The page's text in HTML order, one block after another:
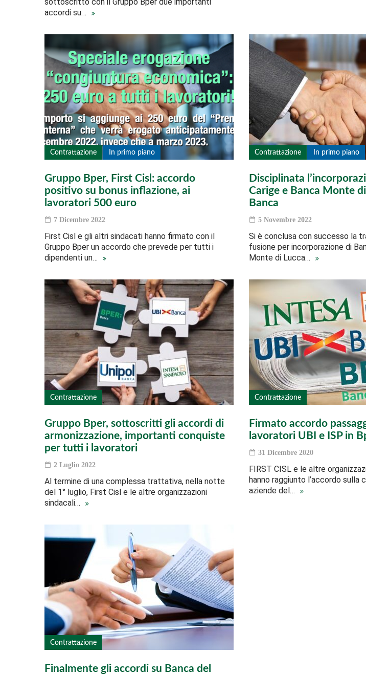
accordi su…
Contrattazione In primo piano
Gruppo Bper, First Cisl: accordo
positivo su bonus inflazione, ai
lavoratori 500 euro
7 Dicembre 2022
First Cisl e gli altri sindacati hanno firmato con il
Gruppo Bper un accordo che prevede per tutti i
dipendenti un…
Contrattazione In primo piano
Disciplinata
Carige e Banca Monte
Banca
5 Novembre 2022
Si è conclusa con successo la
fusione per incorporazione di
Monte di Lucca…
Contrattazione
Gruppo Bper, sottoscritti gli accordi di
armonizzazione, importanti conquiste
per tutti i lavoratori
2 Luglio 2022
Al termine di una complessa trattativa, nella notte
del 1° luglio, First Cisl e le altre organizzazioni
sindacali…
Contrattazione
Firmato accordo
lavoratori UBI e ISP in
31 Dicembre 2020
FIRST CISL e le altre
hanno raggiunto l’accordo sulla
aziende del…
Contrattazione
Finalmente gli accordi su Banca del